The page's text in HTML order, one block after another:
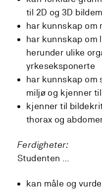
til 2D og 3D
har kunnskap om
har kunnskap om
herunder ulike
yrkeseksponerte
har kunnskap om
miljø og kjenner
kjenner til
thorax og
Ferdigheter:
Studenten …
kan måle og